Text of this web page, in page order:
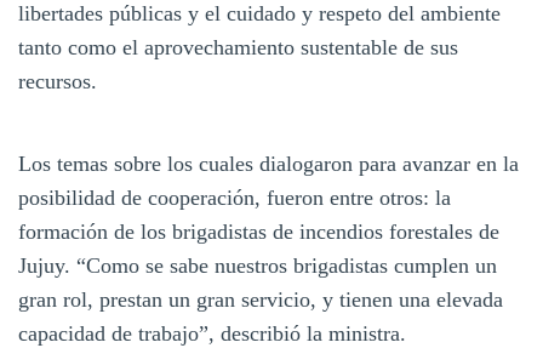
libertades públicas y el cuidado y respeto del ambiente
tanto como el aprovechamiento sustentable de sus
recursos.
Los temas sobre los cuales dialogaron para avanzar en la
posibilidad de cooperación, fueron entre otros: la
formación de los brigadistas de incendios forestales de
Jujuy. “Como se sabe nuestros brigadistas cumplen un
gran rol, prestan un gran servicio, y tienen una elevada
capacidad de trabajo”, describió la ministra.